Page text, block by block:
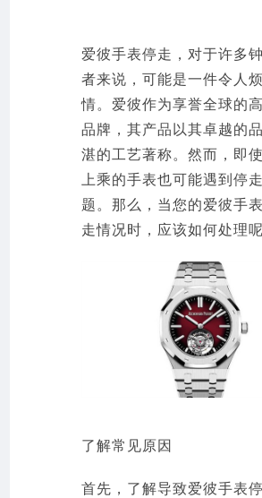
爱彼手表停走，对于许多
者来说，可能是一件令人
情。爱彼作为享誉全球的
品牌，其产品以其卓越的
湛的工艺著称。然而，即
上乘的手表也可能遇到停
题。那么，当您的爱彼手
走情况时，应该如何处理
了解常见原因
首先，了解导致爱彼手表